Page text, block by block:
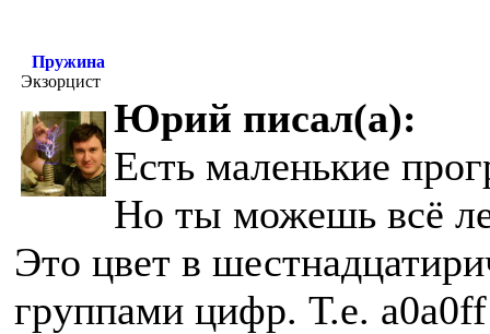
Пружина
Экзорцист
Юрий писал(а):
Есть маленькие
Но ты можешь всё
Это цвет в
группами цифр. Т.е.